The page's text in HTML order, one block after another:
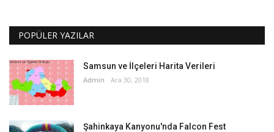
POPÜLER YAZILAR
Samsun ve İlçeleri Harita Verileri
Admin Ara 30, 2018
Şahinkaya Kanyonu'nda Falcon Fest